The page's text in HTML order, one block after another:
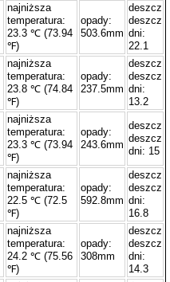
najniższa
temperatura:
23.3 ℃ (73.94
℉)
opady:
503.6mm
deszcz
deszcz
dni:
22.1
najniższa
temperatura:
23.8 ℃ (74.84
℉)
opady:
237.5mm
deszcz
deszcz
dni:
13.2
najniższa
temperatura:
23.3 ℃ (73.94
℉)
opady:
243.6mm
deszcz
deszcz
dni: 15
najniższa
temperatura:
22.5 ℃ (72.5
℉)
opady:
592.8mm
deszcz
deszcz
dni:
16.8
najniższa
temperatura:
24.2 ℃ (75.56
℉)
opady:
308mm
deszcz
deszcz
dni:
14.3